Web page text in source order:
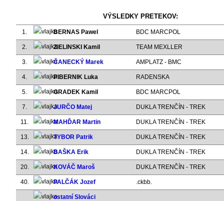
VÝSLEDKY PRETEKOV:
1. BERNAS Pawel BDC MARCPOL
2. ZIELINSKI Kamil TEAM MEXLLER
3. ČANECKÝ Marek AMPLATZ - BMC
4. PIBERNIK Luka RADENSKA
5. GRADEK Kamil BDC MARCPOL
7. JURČO Matej DUKLA TRENČÍN - TREK
11. MAHĎAR Martin DUKLA TRENČÍN - TREK
13. TYBOR Patrik DUKLA TRENČÍN - TREK
14. BAŠKA Erik DUKLA TRENČÍN - TREK
20. KOVÁČ Maroš DUKLA TRENČÍN - TREK
40. PALČÁK Jozef .ckbb.
ostatní Slováci